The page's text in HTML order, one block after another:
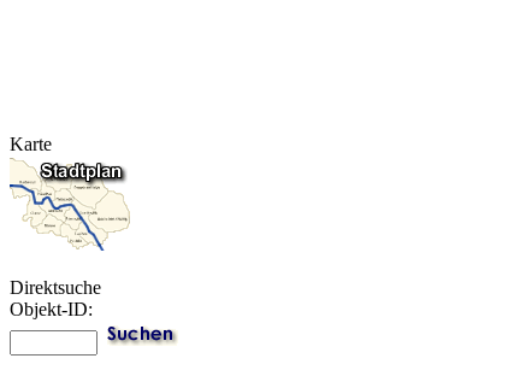
Karte
Direktsuche
Objekt-ID: